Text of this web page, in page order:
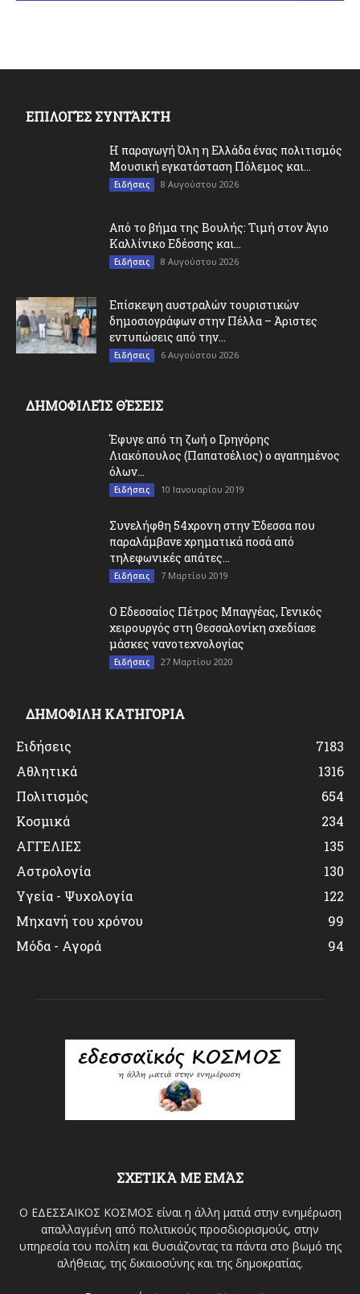
ΕΠΙΛΟΓΈΣ ΣΥΝΤΆΚΤΗ
Η παραγωγή Όλη η Ελλάδα ένας πολιτισμός
Μουσική εγκατάσταση Πόλεμος και...
Ειδήσεις 8 Αυγούστου 2026
Από το βήμα της Βουλής: Τιμή στον Άγιο
Καλλίνικο Εδέσσης και...
Ειδήσεις 8 Αυγούστου 2026
Επίσκεψη αυστραλών τουριστικών
δημοσιογράφων στην Πέλλα – Άριστες
εντυπώσεις από την...
Ειδήσεις 6 Αυγούστου 2026
ΔΗΜΟΦΙΛΕΊΣ ΘΈΣΕΙΣ
Έφυγε από τη ζωή ο Γρηγόρης
Λιακόπουλος (Παπατσέλιος) ο αγαπημένος
όλων...
Ειδήσεις 10 Ιανουαρίου 2019
Συνελήφθη 54χρονη στην Έδεσσα που
παραλάμβανε χρηματικά ποσά από
τηλεφωνικές απάτες...
Ειδήσεις 7 Μαρτίου 2019
O Εδεσσαίος Πέτρος Μπαγγέας, Γενικός
χειρουργός στη Θεσσαλονίκη σχεδίασε
μάσκες νανοτεχνολογίας
Ειδήσεις 27 Μαρτίου 2020
ΔΗΜΟΦΙΛΗ ΚΑΤΗΓΟΡΙΑ
Ειδήσεις
7183
Αθλητικά
1316
Πολιτισμός
654
Κοσμικά
234
ΑΓΓΕΛΙΕΣ
135
Αστρολογία
130
Υγεία - Ψυχολογία
122
Μηχανή του χρόνου
99
Μόδα - Αγορά
94
ΣΧΕΤΙΚΆ ΜΕ ΕΜΆΣ
Ο ΕΔΕΣΣΑΙΚΟΣ ΚΟΣΜΟΣ είναι η άλλη ματιά στην ενημέρωση
απαλλαγμένη από πολιτικούς προσδιορισμούς, στην
υπηρεσία του πολίτη και θυσιάζοντας τα πάντα στο βωμό της
αλήθειας, της δικαιοσύνης και της δημοκρατίας.